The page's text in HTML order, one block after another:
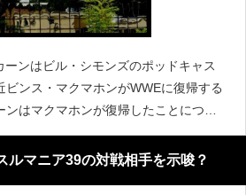
ンはビル・シモンズのポッドキャス
ビンス・マクマホンがWWEに復帰する
はマクマホンが復帰したことについ
ると考えていたことを明らかにしまし
れから起こるかもしれない
ルマニア39の対戦相手を示唆？